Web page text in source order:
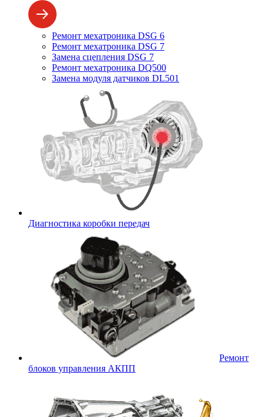
Ремонт мехатроника DSG 6
Ремонт мехатроника DSG 7
Замена сцепления DSG 7
Ремонт мехатроника DQ500
Замена модуля датчиков DL501
Диагностика коробки передач
Ремонт
блоков управления АКПП